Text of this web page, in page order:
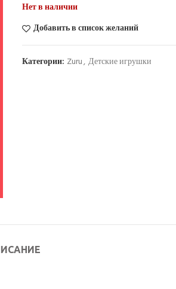
Нет в наличии
Добавить в список желаний
Категории: Zuru, Детские игрушки